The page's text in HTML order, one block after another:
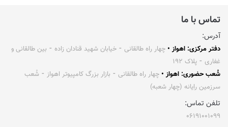
تماس با ما
آدرس:
دفتر مرکزی: اهواز • چهار راه طالقانی ⁃ خیابان شهید قنادان زاده ⁃ بین طالقانی و
غفاری ⁃ پلاک ۱۹۲
شُعب حضوری: اهواز • چهار راه طالقانی ⁃ بازار بزرگ کامپیوتر اهواز ⁃ شُعب
سرزمین رایانه (چهار شعبه)
تلفن تماس:
۰۶۱۹۱۰۰۱۰۹۹